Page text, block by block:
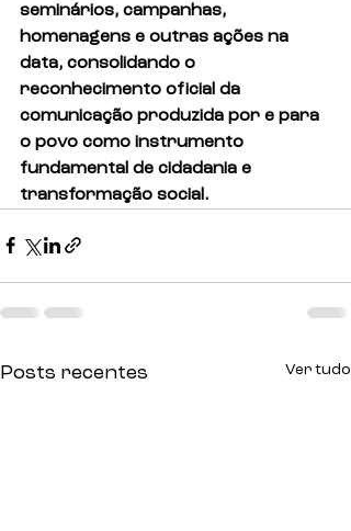
seminários, campanhas,
homenagens e outras ações na
data, consolidando o
reconhecimento oficial da
comunicação produzida por e para
o povo como instrumento
fundamental de cidadania e
transformação social.
Posts recentes Ver tudo